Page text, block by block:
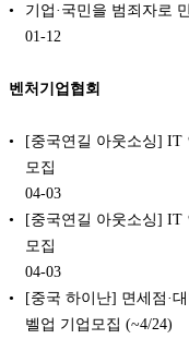
기업·국민을 범죄자로
01-12
벤처기업협회
[중국연길 아웃소싱] IT
모집
04-03
[중국연길 아웃소싱] IT
모집
04-03
[중국 하이난] 면세점·
벨업 기업모집 (~4/24)